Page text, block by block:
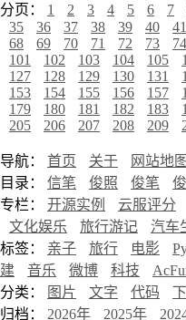
分页： 1 2 3 4 5 6 7
35
36 37 38 39 40 41
68
69 70 71 72 73 74
101
102 103 104 105
127
128 129 130 131
153
154 155 156 157
179
180 181 182 183
205
206 207 208 209
导航： 首页 关于
网站地图
目录： 信笔 俊照 俊笔
专栏： 开源实例 云服评分
文化娱乐
旅行游记 汽车
标签： 亲子 旅行 电影
建
音乐 微博 科技
分类：
图片 文字 代码
归档： 2026年 2025年